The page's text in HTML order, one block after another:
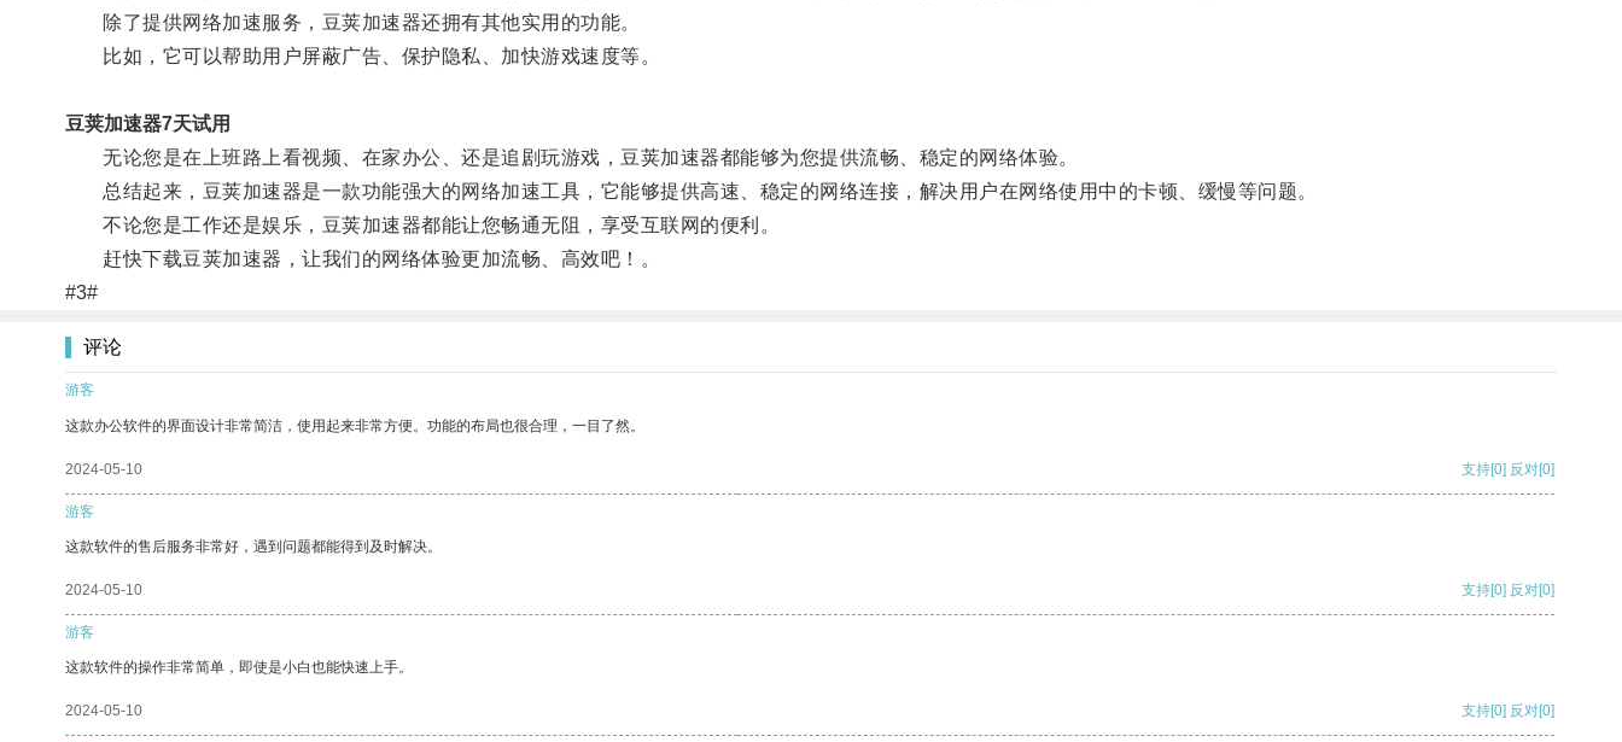
除了提供网络加速服务，豆荚加速器还拥有其他实用的功能。
比如，它可以帮助用户屏蔽广告、保护隐私、加快游戏速度等。
豆荚加速器7天试用
无论您是在上班路上看视频、在家办公、还是追剧玩游戏，豆荚加速器都能够为您提供流畅、稳定的网络体验。
总结起来，豆荚加速器是一款功能强大的网络加速工具，它能够提供高速、稳定的网络连接，解决用户在网络使用中的卡顿、缓慢等问题。
不论您是工作还是娱乐，豆荚加速器都能让您畅通无阻，享受互联网的便利。
赶快下载豆荚加速器，让我们的网络体验更加流畅、高效吧！。
#3#
评论
游客
这款办公软件的界面设计非常简洁，使用起来非常方便。功能的布局也很合理，一目了然。
2024-05-10 支持[0] 反对[0]
游客
这款软件的售后服务非常好，遇到问题都能得到及时解决。
2024-05-10 支持[0] 反对[0]
游客
这款软件的操作非常简单，即使是小白也能快速上手。
2024-05-10 支持[0] 反对[0]